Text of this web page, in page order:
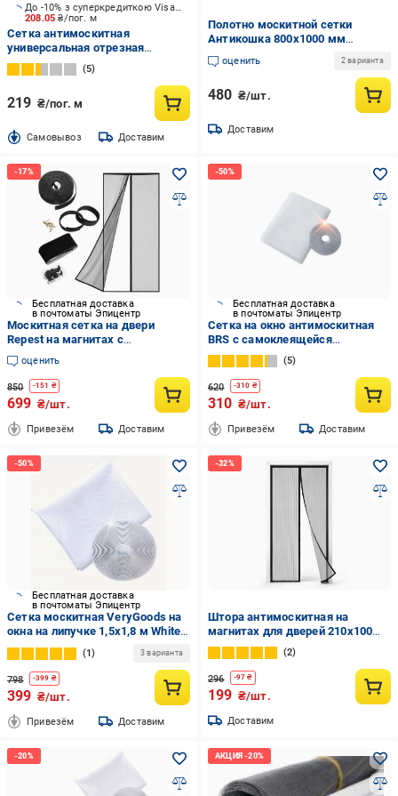
208.05₴/пог. м
До -10% з суперкредиткою Visa Вигода
Сетка антимоскитная
универсальная отрезная
Intermas Mosquito RO-120 50 м.п
1510531 в ассортименте
5
219 ₴/пог. м
Cамовывоз Доставим
Полотно москитной сетки
Антикошка 800х1000 мм
Черный
оценить 2 варианта
480 ₴/шт.
Доставим
Бесплатная доставка
в почтоматы Эпицентр
Москитная сетка на двери
Repest на магнитах с
автозакрытием усилена без
сверления 100x210 см (27688)
оценить
850 -151 ₴
699 ₴/шт.
Привезём Доставим
Бесплатная доставка
в почтоматы Эпицентр
Сетка на окно антимоскитная
BRS с самоклеящейся
крепежной лентой 1,5х2 м White
(429554096)
5
620 -310 ₴
310 ₴/шт.
Привезём Доставим
Бесплатная доставка
в почтоматы Эпицентр
Сетка москитная VeryGoods на
окна на липучке 1,5х1,8 м White
(526194949)
1 3 варианта
798 -399 ₴
399 ₴/шт.
Привезём Доставим
Штора антимоскитная на
магнитах для дверей 210х100
см Черный (7399689941)
2
296 -97 ₴
199 ₴/шт.
Доставим